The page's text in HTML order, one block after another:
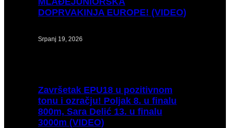
DOPRVAKINJA EUROPE! (VIDEO)
Srpanj 19, 2026
Završetak EPU18 u pozitivnom
tonu i ozračju! Poljak 8. u finalu
800m, Sara Delić 13. u finalu
3000m (VIDEO)